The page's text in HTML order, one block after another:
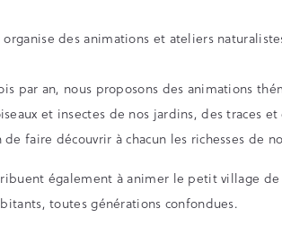
des animations et ateliers
par an, nous proposons des animations
et insectes de nos jardins, des traces
faire découvrir à chacun les richesses de
également à animer le petit village
toutes générations confondues.